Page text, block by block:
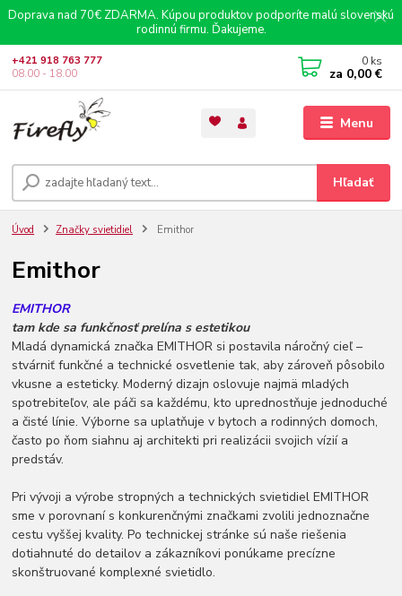
Doprava nad 70€ ZDARMA. Kúpou produktov podporíte malú slovenskú
rodinnú firmu. Ďakujeme.
Menu
Hľadať
+421 918 763 777
08.00 - 18.00
0 ks
za 0,00 €
Úvod Značky svietidiel Emithor
Emithor
EMITHOR
tam kde sa funkčnosť prelína s estetikou
Mladá dynamická značka EMITHOR si postavila náročný cieľ –
stvárniť funkčné a technické osvetlenie tak, aby zároveň pôsobilo
vkusne a esteticky. Moderný dizajn oslovuje najmä mladých
spotrebiteľov, ale páči sa každému, kto uprednostňuje jednoduché
a čisté línie. Výborne sa uplatňuje v bytoch a rodinných domoch,
často po ňom siahnu aj architekti pri realizácii svojich vízií a
predstáv.
Pri vývoji a výrobe stropných a technických svietidiel EMITHOR
sme v porovnaní s konkurenčnými značkami zvolili jednoznačne
cestu vyššej kvality. Po technickej stránke sú naše riešenia
dotiahnuté do detailov a zákazníkovi ponúkame precízne
skonštruované komplexné svietidlo.